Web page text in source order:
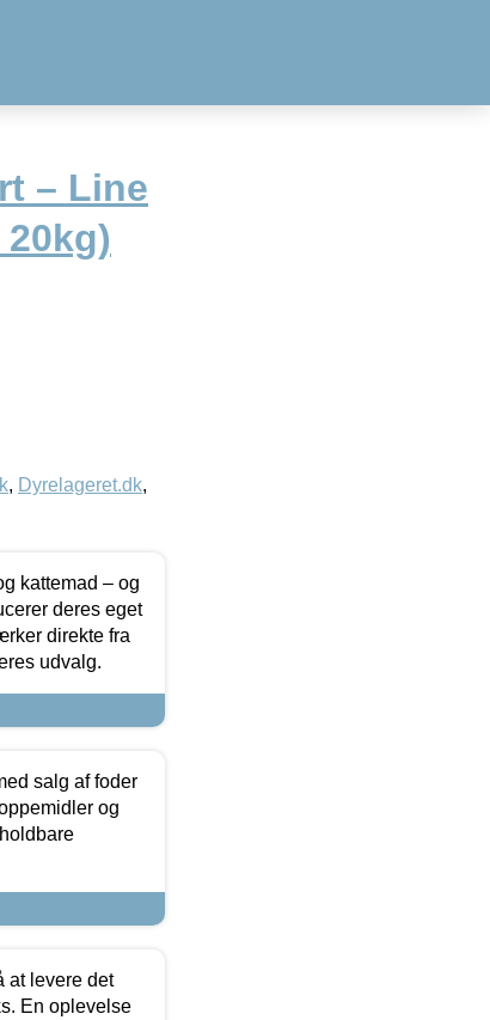
– Line
20kg)
, Dyrelageret.dk,
kattemad – og
deres eget
direkte fra
udvalg.
salg af foder
og
at levere det
En oplevelse